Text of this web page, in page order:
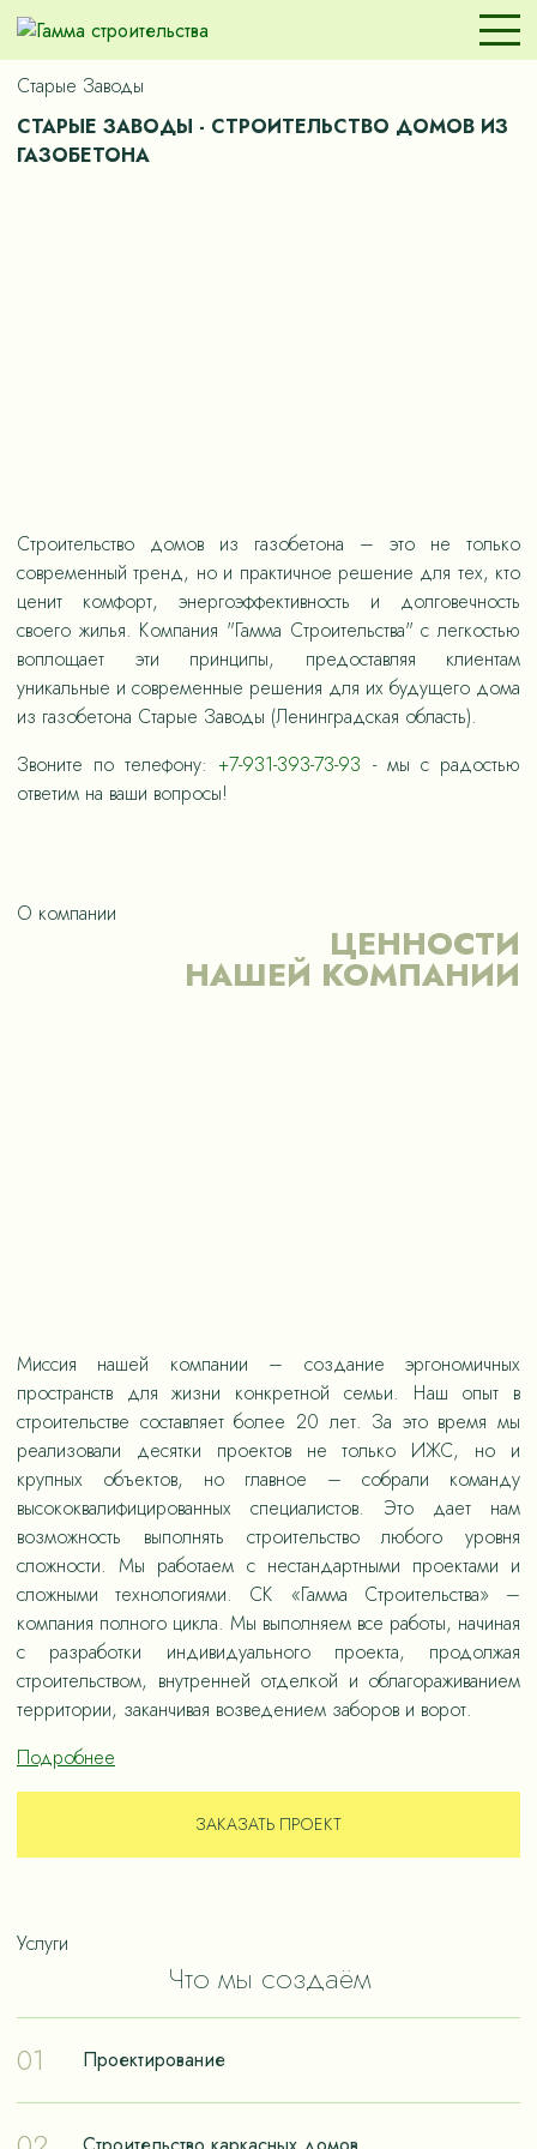
Старые Заводы
СТАРЫЕ ЗАВОДЫ - СТРОИТЕЛЬСТВО ДОМОВ ИЗ
ГАЗОБЕТОНА
Строительство домов из газобетона – это не только
современный тренд, но и практичное решение для тех, кто
ценит комфорт, энергоэффективность и долговечность
своего жилья. Компания "Гамма Строительства" с легкостью
воплощает эти принципы, предоставляя клиентам
уникальные и современные решения для их будущего дома
из газобетона Старые Заводы (Ленинградская область).
Звоните по телефону:+7-931-393-73-93 - мы с радостью
ответим на ваши вопросы!
О компании
ЦЕННОСТИ
НАШЕЙ КОМПАНИИ
Миссия нашей компании – создание эргономичных
пространств для жизни конкретной семьи. Наш опыт в
строительстве составляет более 20 лет. За это время мы
реализовали десятки проектов не только ИЖС, но и
крупных объектов, но главное – собрали команду
высококвалифицированных специалистов. Это дает нам
возможность выполнять строительство любого уровня
сложности. Мы работаем с нестандартными проектами и
сложными технологиями. СК «Гамма Строительства» –
компания полного цикла. Мы выполняем все работы, начиная
с разработки индивидуального проекта, продолжая
строительством, внутренней отделкой и облагораживанием
территории, заканчивая возведением заборов и ворот.
Подробнее
ЗАКАЗАТЬ ПРОЕКТ
Услуги
Что мы создаём
01
Проектирование